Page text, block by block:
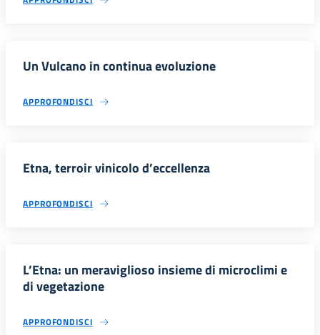
Un Vulcano in continua evoluzione
APPROFONDISCI
Etna, terroir vinicolo d’eccellenza
APPROFONDISCI
L’Etna: un meraviglioso insieme di microclimi e
di vegetazione
APPROFONDISCI